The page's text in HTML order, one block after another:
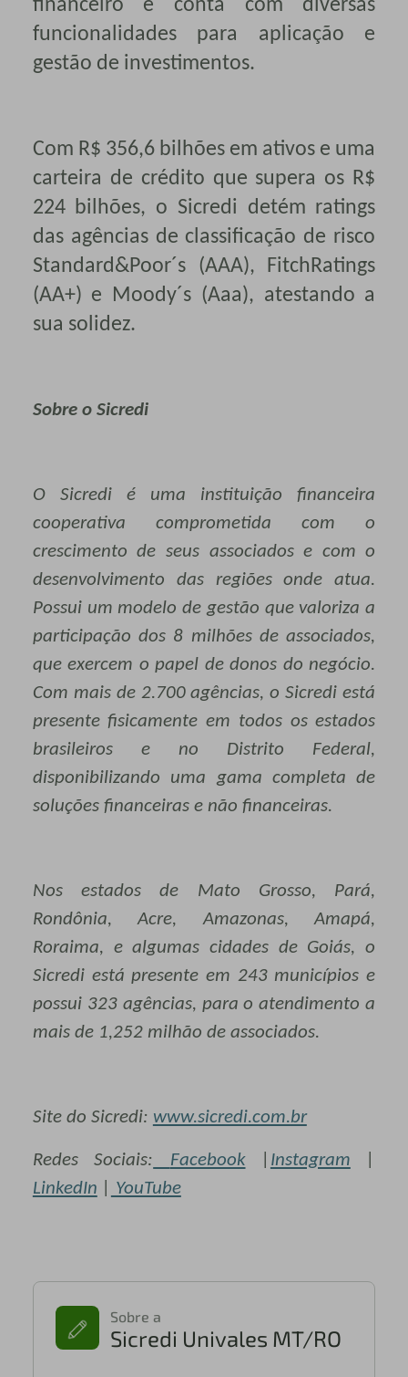
financeiro e conta com diversas
funcionalidades para aplicação e
gestão de investimentos.
Com R$ 356,6 bilhões em ativos e uma
carteira de crédito que supera os R$
224 bilhões, o Sicredi detém ratings
das agências de classificação de risco
Standard&Poor´s (AAA), FitchRatings
(AA+) e Moody´s (Aaa), atestando a
sua solidez.
Sobre o Sicredi
O Sicredi é uma instituição financeira
cooperativa comprometida com o
crescimento de seus associados e com o
desenvolvimento das regiões onde atua.
Possui um modelo de gestão que valoriza a
participação dos 8 milhões de associados,
que exercem o papel de donos do negócio.
Com mais de 2.700 agências, o Sicredi está
presente fisicamente em todos os estados
brasileiros e no Distrito Federal,
disponibilizando uma gama completa de
soluções financeiras e não financeiras.
Nos estados de Mato Grosso, Pará,
Rondônia, Acre, Amazonas, Amapá,
Roraima, e algumas cidades de Goiás, o
Sicredi está presente em 243 municípios e
possui 323 agências, para o atendimento a
mais de 1,252 milhão de associados.
Site do Sicredi: www.sicredi.com.br
Redes Sociais: Facebook| Instagram
LinkedIn
YouTube
Sobre a
Sicredi Univales MT/RO